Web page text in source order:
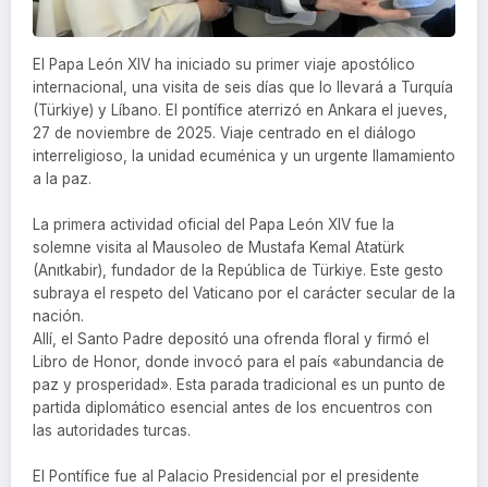
El Papa León XIV ha iniciado su primer viaje apostólico
internacional, una visita de seis días que lo llevará a Turquía
(Türkiye) y Líbano. El pontífice aterrizó en Ankara el jueves,
27 de noviembre de 2025. Viaje centrado en el diálogo
interreligioso, la unidad ecuménica y un urgente llamamiento
a la paz.
La primera actividad oficial del Papa León XIV fue la
solemne visita al Mausoleo de Mustafa Kemal Atatürk
(Anıtkabir), fundador de la República de Türkiye. Este gesto
subraya el respeto del Vaticano por el carácter secular de la
nación.
Allí, el Santo Padre depositó una ofrenda floral y firmó el
Libro de Honor, donde invocó para el país «abundancia de
paz y prosperidad». Esta parada tradicional es un punto de
partida diplomático esencial antes de los encuentros con
las autoridades turcas.
El Pontífice fue al Palacio Presidencial por el presidente